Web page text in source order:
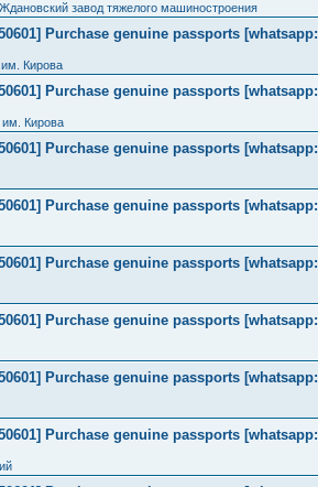
завод тяжелого машиностроения
Purchase genuine passports [whatsapp:
Кирова
Purchase genuine passports [whatsapp:
Кирова
Purchase genuine passports [whatsapp:
Purchase genuine passports [whatsapp:
Purchase genuine passports [whatsapp:
Purchase genuine passports [whatsapp:
Purchase genuine passports [whatsapp:
Purchase genuine passports [whatsapp: